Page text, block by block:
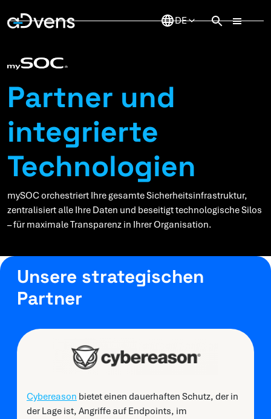
Inhalt
Partner und
integrierte
Technologien
mySOC orchestriert Ihre gesamte Sicherheitsinfrastruktur,
zentralisiert alle Ihre Daten und beseitigt technologische Silos
– für maximale Transparenz in Ihrer Organisation.
Unsere strategischen
Partner
Cybereason bietet einen dauerhaften Schutz, der in
der Lage ist, Angriffe auf Endpoints, im